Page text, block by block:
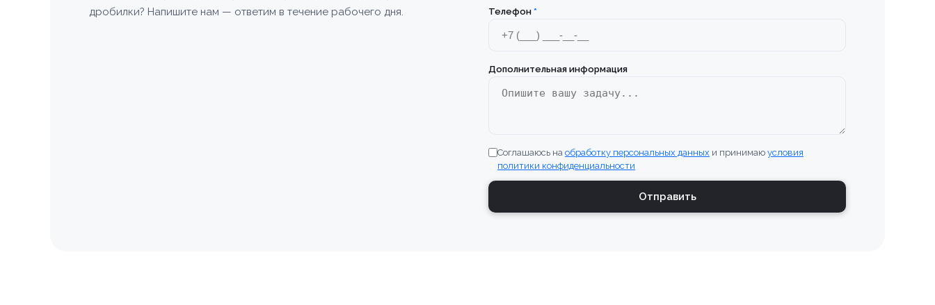
дробилки? Напишите нам — ответим в течение рабочего дня.
Телефон *
Дополнительная информация
Соглашаюсь на обработку персональных данных и принимаю условия
политики конфиденциальности
Отправить